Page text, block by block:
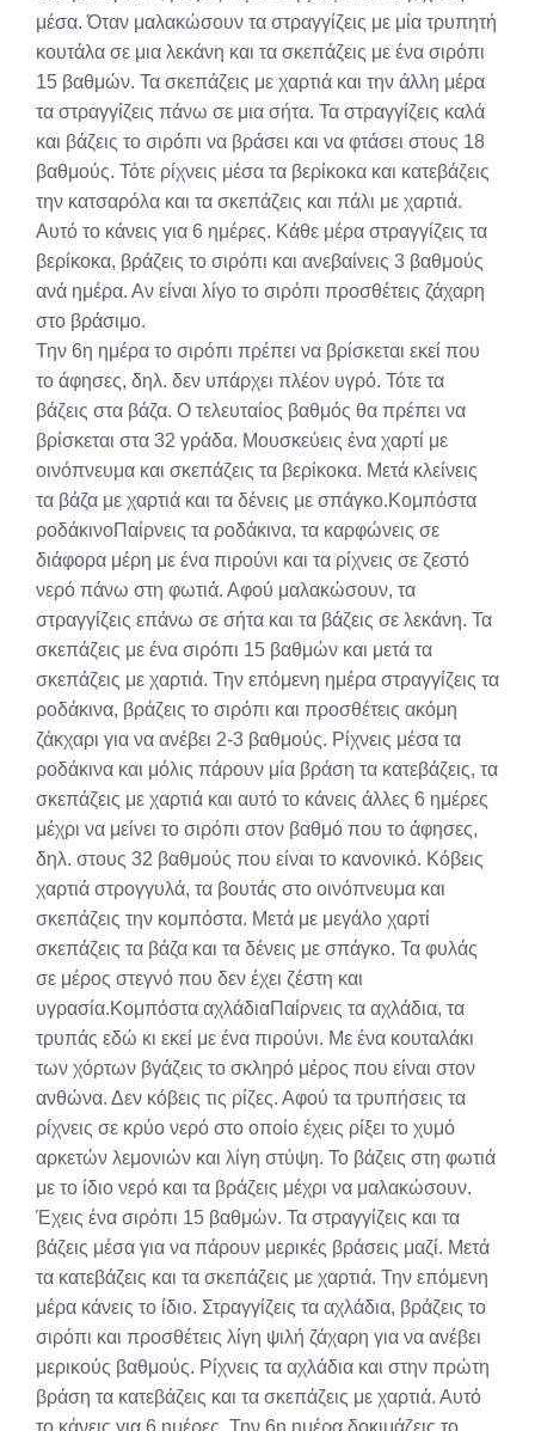
μέσα. Όταν μαλακώσουν τα στραγγίζεις με μία τρυπητή
κουτάλα σε μια λεκάνη και τα σκεπάζεις με ένα σιρόπι
15 βαθμών. Τα σκεπάζεις με χαρτιά και την άλλη μέρα
τα στραγγίζεις πάνω σε μια σήτα. Τα στραγγίζεις καλά
και βάζεις το σιρόπι να βράσει και να φτάσει στους 18
βαθμούς. Τότε ρίχνεις μέσα τα βερίκοκα και κατεβάζεις
την κατσαρόλα και τα σκεπάζεις και πάλι με χαρτιά.
Αυτό το κάνεις για 6 ημέρες. Κάθε μέρα στραγγίζεις τα
βερίκοκα, βράζεις το σιρόπι και ανεβαίνεις 3 βαθμούς
ανά ημέρα. Αν είναι λίγο το σιρόπι προσθέτεις ζάχαρη
στο βράσιμο.
Την 6η ημέρα το σιρόπι πρέπει να βρίσκεται εκεί που
το άφησες, δηλ. δεν υπάρχει πλέον υγρό. Τότε τα
βάζεις στα βάζα. Ο τελευταίος βαθμός θα πρέπει να
βρίσκεται στα 32 γράδα. Μουσκεύεις ένα χαρτί με
οινόπνευμα και σκεπάζεις τα βερίκοκα. Μετά κλείνεις
τα βάζα με χαρτιά και τα δένεις με σπάγκο.Κομπόστα
ροδάκινοΠαίρνεις τα ροδάκινα, τα καρφώνεις σε
διάφορα μέρη με ένα πιρούνι και τα ρίχνεις σε ζεστό
νερό πάνω στη φωτιά. Αφού μαλακώσουν, τα
στραγγίζεις επάνω σε σήτα και τα βάζεις σε λεκάνη. Τα
σκεπάζεις με ένα σιρόπι 15 βαθμών και μετά τα
σκεπάζεις με χαρτιά. Την επόμενη ημέρα στραγγίζεις τα
ροδάκινα, βράζεις το σιρόπι και προσθέτεις ακόμη
ζάκχαρι για να ανέβει 2-3 βαθμούς. Ρίχνεις μέσα τα
ροδάκινα και μόλις πάρουν μία βράση τα κατεβάζεις, τα
σκεπάζεις με χαρτιά και αυτό το κάνεις άλλες 6 ημέρες
μέχρι να μείνει το σιρόπι στον βαθμό που το άφησες,
δηλ. στους 32 βαθμούς που είναι το κανονικό. Κόβεις
χαρτιά στρογγυλά, τα βουτάς στο οινόπνευμα και
σκεπάζεις την κομπόστα. Μετά με μεγάλο χαρτί
σκεπάζεις τα βάζα και τα δένεις με σπάγκο. Τα φυλάς
σε μέρος στεγνό που δεν έχει ζέστη και
υγρασία.Κομπόστα αχλάδιαΠαίρνεις τα αχλάδια, τα
τρυπάς εδώ κι εκεί με ένα πιρούνι. Με ένα κουταλάκι
των χόρτων βγάζεις το σκληρό μέρος που είναι στον
ανθώνα. Δεν κόβεις τις ρίζες. Αφού τα τρυπήσεις τα
ρίχνεις σε κρύο νερό στο οποίο έχεις ρίξει το χυμό
αρκετών λεμονιών και λίγη στύψη. Το βάζεις στη φωτιά
με το ίδιο νερό και τα βράζεις μέχρι να μαλακώσουν.
Έχεις ένα σιρόπι 15 βαθμών. Τα στραγγίζεις και τα
βάζεις μέσα για να πάρουν μερικές βράσεις μαζί. Μετά
τα κατεβάζεις και τα σκεπάζεις με χαρτιά. Την επόμενη
μέρα κάνεις το ίδιο. Στραγγίζεις τα αχλάδια, βράζεις το
σιρόπι και προσθέτεις λίγη ψιλή ζάχαρη για να ανέβει
μερικούς βαθμούς. Ρίχνεις τα αχλάδια και στην πρώτη
βράση τα κατεβάζεις και τα σκεπάζεις με χαρτιά. Αυτό
το κάνεις για 6 ημέρες. Την 6η ημέρα δοκιμάζεις το